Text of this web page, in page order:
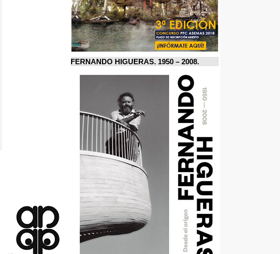
FERNANDO HIGUERAS. 1950 – 2008.